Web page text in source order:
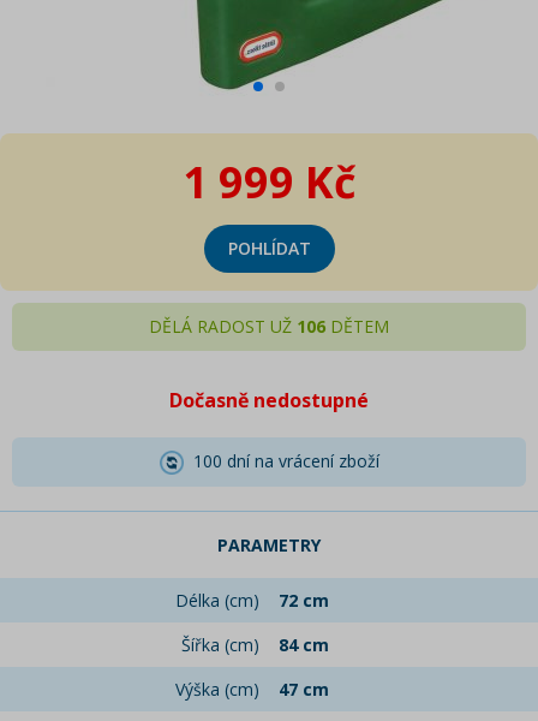
1 999 Kč
POHLÍDAT
DĚLÁ RADOST UŽ 106 DĚTEM
Dočasně nedostupné
100 dní na vrácení zboží
PARAMETRY
Délka (cm)
72 cm
Šířka (cm)
84 cm
Výška (cm)
47 cm